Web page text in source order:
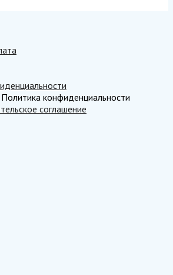
Политика конфиденциальности
соглашение